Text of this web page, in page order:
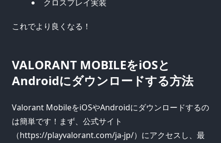
クロスプレイ実装
これでより良くなる！
VALORANT MOBILEをiOSと
Androidにダウンロードする方法
Valorant MobileをiOSやAndroidにダウンロードするの
は簡単です！まず、公式サイト
（https://playvalorant.com/ja-jp/）にアクセスし、最